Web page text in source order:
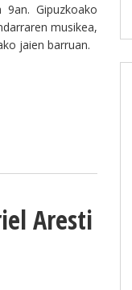
Gipuzkoako
musikea,
jaien barruan.
Aresti